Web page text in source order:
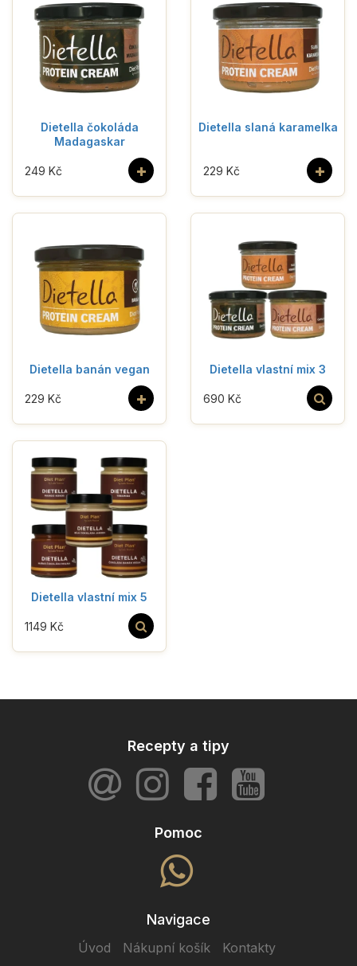
Dietella čokoláda
Madagaskar
+
249 Kč
Dietella slaná karamelka
+
229 Kč
Dietella banán vegan
+
229 Kč
Dietella vlastní mix 3
690 Kč
Dietella vlastní mix 5
1149 Kč
Recepty a tipy
Pomoc
Navigace
Úvod Nákupní košík Kontakty